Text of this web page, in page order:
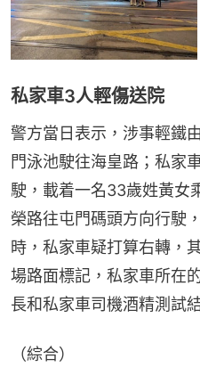
私家車3人輕傷送院
警方當日表示，涉事輕鐵
門泳池駛往海皇路；私家
駛，載着一名33歲姓黃女
榮路往屯門碼頭方向行駛
時，私家車疑打算右轉，
場路面標記，私家車所在
長和私家車司機酒精測試
（綜合）